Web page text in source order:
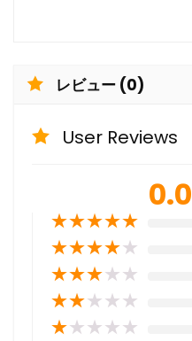
レビュー (0)
User Reviews
0.0
★★★★★
★★★★★
★★★★★
★★★★★
★★★★★